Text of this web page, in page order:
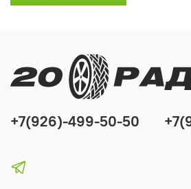
+7(926)-499-50-50